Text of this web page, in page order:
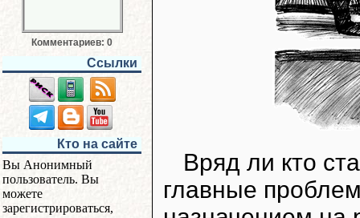
Комментариев: 0
Ссылки
Кто на сайте
Вы Анонимный
пользователь. Вы
можете
зарегистрироваться,
Вряд ли кто
главные